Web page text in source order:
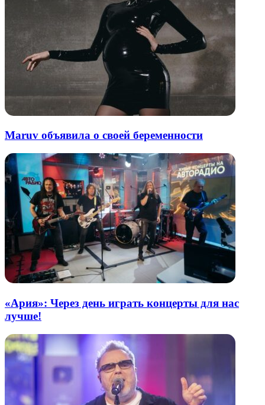
Maruv объявила о своей беременности
«Ария»: Через день играть концерты для нас
лучше!